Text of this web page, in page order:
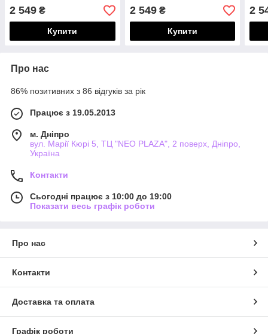
2 549 ₴
Купити
2 549₴
Купити
2
Про нас
86% позитивних з 86 відгуків за рік
Працює з 19.05.2013
м. Дніпро
вул. Марії Кюрі 5, ТЦ "NEO PLAZA", 2 поверх, Дніпро,
Україна
Контакти
Сьогодні працює з 10:00 до 19:00
Показати весь графік роботи
Про нас
Контакти
Доставка та оплата
Графік роботи